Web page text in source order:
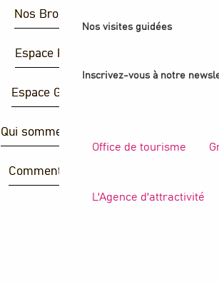
Nos visites guidées
Inscrivez-vous à notre
Office de tourisme
L'Agence d'attractivité
Nos Brochures
Espace Presse
Espace Groupes
Qui sommes-nous ?
Comment venir ?